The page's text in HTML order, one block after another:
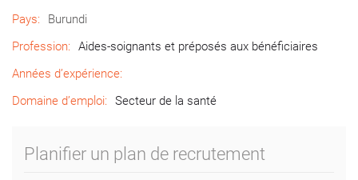
Pays:
Burundi
Profession:
Aides-soignants et préposés aux bénéficiaires
Années d’expérience:
Domaine d’emploi:
Secteur de la santé
Planifier un plan de recrutement